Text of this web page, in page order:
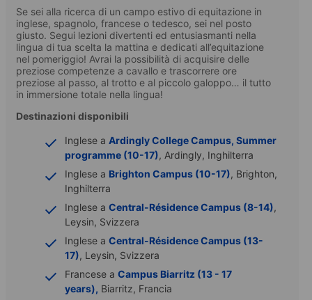
Se sei alla ricerca di un campo estivo di equitazione in
inglese, spagnolo, francese o tedesco, sei nel posto
giusto. Segui lezioni divertenti ed entusiasmanti nella
lingua di tua scelta la mattina e dedicati all’equitazione
nel pomeriggio! Avrai la possibilità di acquisire delle
preziose competenze a cavallo e trascorrere ore
preziose al passo, al trotto e al piccolo galoppo… il tutto
in immersione totale nella lingua!
Destinazioni disponibili
Inglese a Ardingly College Campus, Summer
programme (10-17), Ardingly, Inghilterra
Inglese a Brighton Campus (10-17), Brighton,
Inghilterra
Inglese a Central-Résidence Campus (8-14),
Leysin, Svizzera
Inglese a Central-Résidence Campus (13-
17), Leysin, Svizzera
Francese a Campus Biarritz (13 - 17
years), Biarritz, Francia